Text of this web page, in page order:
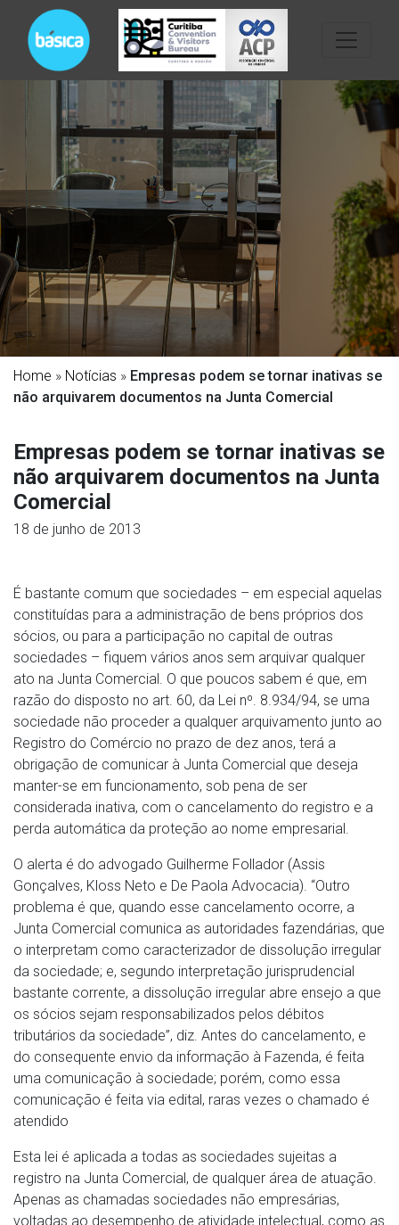
Home » Notícias » Empresas podem se tornar inativas se
não arquivarem documentos na Junta Comercial
Empresas podem se tornar inativas se
não arquivarem documentos na Junta
Comercial
18 de junho de 2013
É bastante comum que sociedades – em especial aquelas
constituídas para a administração de bens próprios dos
sócios, ou para a participação no capital de outras
sociedades – fiquem vários anos sem arquivar qualquer
ato na Junta Comercial. O que poucos sabem é que, em
razão do disposto no art. 60, da Lei nº. 8.934/94, se uma
sociedade não proceder a qualquer arquivamento junto ao
Registro do Comércio no prazo de dez anos, terá a
obrigação de comunicar à Junta Comercial que deseja
manter-se em funcionamento, sob pena de ser
considerada inativa, com o cancelamento do registro e a
perda automática da proteção ao nome empresarial.
O alerta é do advogado Guilherme Follador (Assis
Gonçalves, Kloss Neto e De Paola Advocacia). “Outro
problema é que, quando esse cancelamento ocorre, a
Junta Comercial comunica as autoridades fazendárias, que
o interpretam como caracterizador de dissolução irregular
da sociedade; e, segundo interpretação jurisprudencial
bastante corrente, a dissolução irregular abre ensejo a que
os sócios sejam responsabilizados pelos débitos
tributários da sociedade”, diz. Antes do cancelamento, e
do consequente envio da informação à Fazenda, é feita
uma comunicação à sociedade; porém, como essa
comunicação é feita via edital, raras vezes o chamado é
atendido
Esta lei é aplicada a todas as sociedades sujeitas a
registro na Junta Comercial, de qualquer área de atuação.
Apenas as chamadas sociedades não empresárias,
voltadas ao desempenho de atividade intelectual, como as